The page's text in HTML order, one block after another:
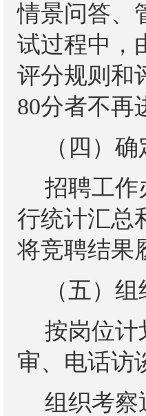
情景问答、
试过程中，
评分规则和
80分者不再
（四）
招聘工作
行统计汇总
将竞聘结果
（五）
按岗位计
审、电话访
组织考察